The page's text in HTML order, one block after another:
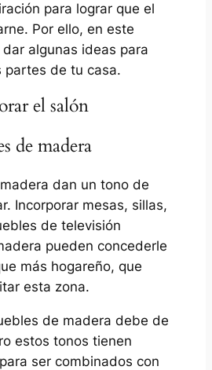
para lograr que el
Por ello, en este
algunas ideas para
de tu casa.
el salón
de madera
dan un tono de
Incorporar mesas, sillas,
de televisión
pueden concederle
más hogareño, que
esta zona.
de madera debe de
estos tonos tienen
ser combinados con